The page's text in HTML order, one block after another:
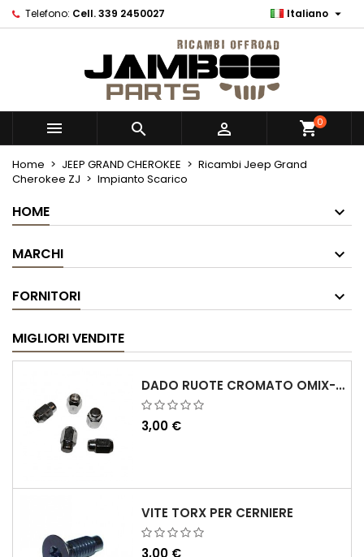
Telefono: Cell. 339 2450027 Italiano 
   0
Home JEEP GRAND CHEROKEE
Ricambi Jeep Grand
Cherokee ZJ
Impianto Scarico
HOME
MARCHI
FORNITORI
MIGLIORI VENDITE
DADO RUOTE CROMATO OMIX-ADA
3,00 €
VITE TORX PER CERNIERE